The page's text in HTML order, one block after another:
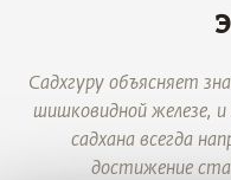
Садхгуру объясняет
шишковидной железе, и
садхана всегда
достижение